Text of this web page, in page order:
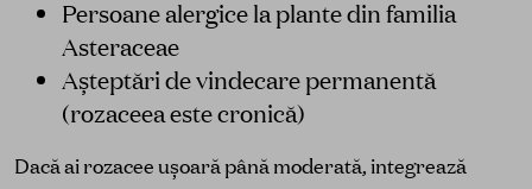
Persoane alergice la plante din familia
Asteraceae
Așteptări de vindecare permanentă
(rozaceea este cronică)
Dacă ai rozacee ușoară până moderată, integrează